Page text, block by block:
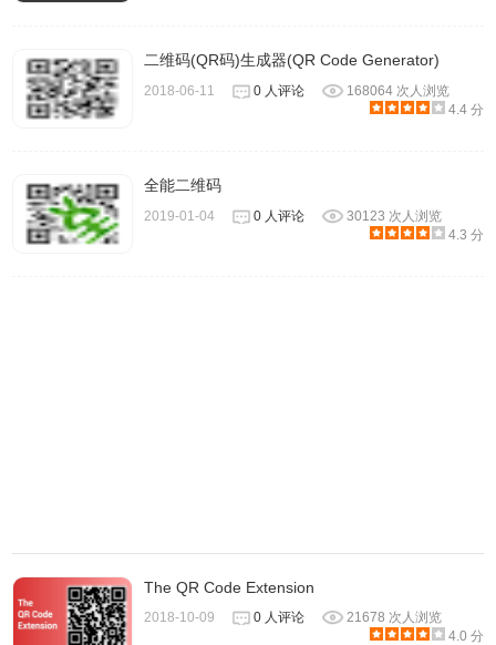
二维码(QR码)生成器(QR Code Generator)
2018-06-11 0 人评论
168064 次人浏览
4.4 分
全能二维码
2019-01-04 0 人评论
30123 次人浏览
4.3 分
The QR Code Extension
2018-10-09 0 人评论
21678 次人浏览
4.0 分